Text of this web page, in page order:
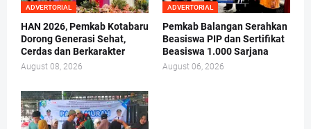
ADVERTORIAL
HAN 2026, Pemkab Kotabaru
Dorong Generasi Sehat,
Cerdas dan Berkarakter
August 08, 2026
ADVERTORIAL
Pemkab Balangan Serahkan
Beasiswa PIP dan Sertifikat
Beasiswa 1.000 Sarjana
August 06, 2026